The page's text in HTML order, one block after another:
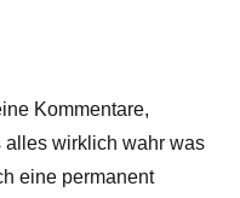
Kommentare,
alles wirklich wahr was
eine permanent